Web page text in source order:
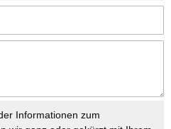
Informationen zum